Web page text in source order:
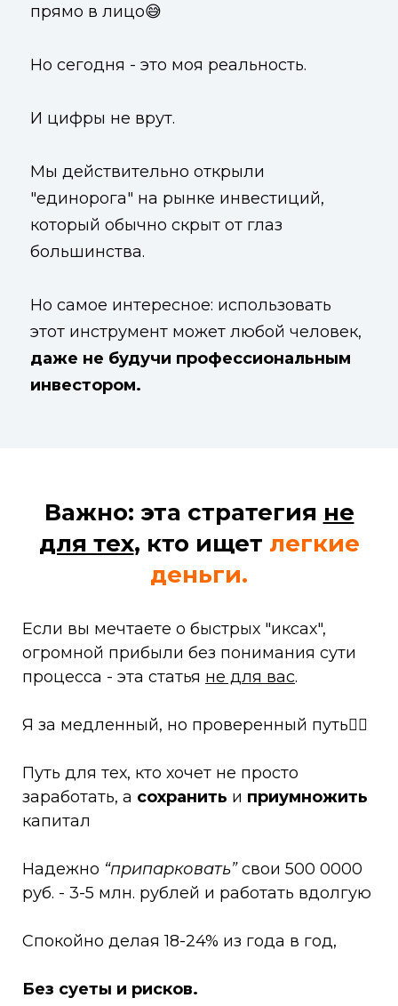
прямо в лицо😅
Но сегодня - это моя реальность.
И цифры не врут.
Мы действительно открыли
"единорога" на рынке инвестиций,
который обычно скрыт от глаз
большинства.
Но самое интересное: использовать
этот инструмент может любой человек,
даже не будучи профессиональным
инвестором.
Важно: эта стратегия не
для тех, кто ищет легкие
деньги.
Если вы мечтаете о быстрых "иксах",
огромной прибыли без понимания сути
процесса - эта статья не для вас.
Я за медленный, но проверенный путь☝🏻
Путь для тех, кто хочет не просто
заработать, а сохранить и приумножить
капитал
Надежно “припарковать”свои 500 0000
руб. - 3-5 млн. рублей и работать вдолгую
Спокойно делая 18-24% из года в год,
Без суеты и рисков.